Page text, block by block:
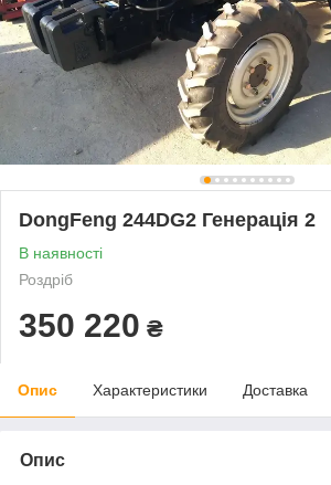
DongFeng 244DG2 Генерація 2
В наявності
Роздріб
350 220 ₴
Опис Характеристики Доставка
Опис